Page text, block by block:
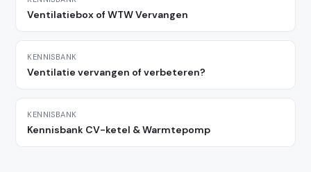
Ventilatiebox of WTW Vervangen
KENNISBANK
Ventilatie vervangen of verbeteren?
KENNISBANK
Kennisbank CV-ketel & Warmtepomp